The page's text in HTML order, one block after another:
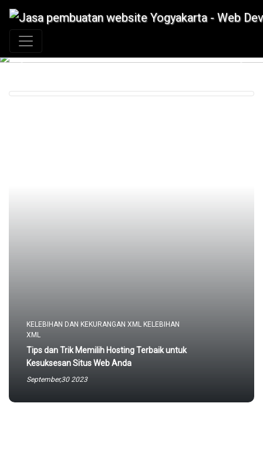
Previous
Next
KELEBIHAN DAN KEKURANGAN XML KELEBIHAN
XML
Tips dan Trik Memilih Hosting Terbaik untuk
Kesuksesan Situs Web Anda
September,30 2023